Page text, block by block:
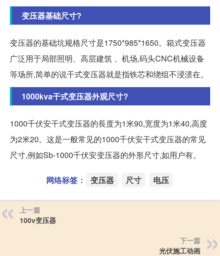
变压器基础尺寸?
变压器的基础坑规格尺寸是1750*985*1650。箱式变压器
广泛用于局部照明、高层建筑 、机场,码头CNC机械设备
等场所,简单的说干式变压器就是指铁芯和绕组不浸渍在。
1000kva干式变压器外观尺寸?
1000千伏安干式变压器的長度为1米90,宽度为1米40,高度
为2米20。这是一般常见的1000千伏安干式变压器的常见
尺寸,例如Sb-1000千伏安变压器的外形尺寸,如用户有。
网络标签： 变压器 尺寸 电压
上一篇
100v变压器
下一篇
光伏施工动画